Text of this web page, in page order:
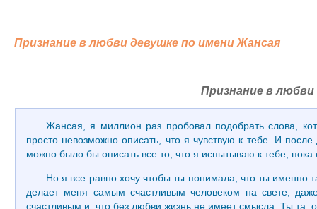
Признание в любви девушке по имени Жансая
Признание в
Жансая, я миллион раз пробовал подобрать слова,
просто невозможно описать, что я чувствую к тебе. И
можно было бы описать все то, что я испытываю к тебе, пока
Но я все равно хочу чтобы ты понимала, что ты именно
делает меня самым счастливым человеком на свете,
счастливым и, что без любви жизнь не имеет смысла. Ты та,